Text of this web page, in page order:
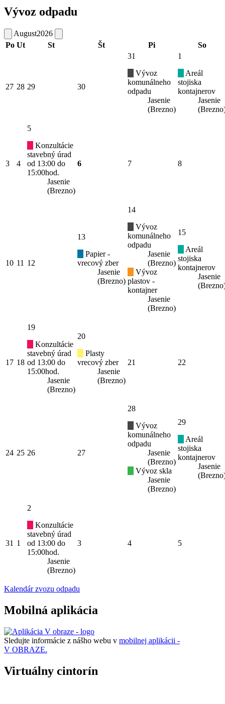
Vývoz odpadu
August2026
Po Ut St Št Pi So
27 28 29 30
31
Vývoz
komunálneho
odpadu
Jasenie
(Brezno)
1
Areál
stojiska
kontajnerov
Jasenie
3 4
5
Konzultácie
stavebný úrad
od 13:00 do
15:00hod.
Jasenie
(Brezno)
6 7 8
10 11 12
13
Papier -
vrecový zber
Jasenie
(Brezno)
14
Vývoz
komunálneho
odpadu
Jasenie
(Brezno)
Vývoz
plastov -
kontajner
Jasenie
(Brezno)
15
Areál
stojiska
kontajnerov
Jasenie
17 18
19
Konzultácie
stavebný úrad
od 13:00 do
15:00hod.
Jasenie
(Brezno)
20
Plasty
vrecový zber
Jasenie
(Brezno)
21 22
24 25 26 27
28
Vývoz
komunálneho
odpadu
Jasenie
(Brezno)
Vývoz skla
Jasenie
(Brezno)
29
Areál
stojiska
kontajnerov
Jasenie
31 1
2
Konzultácie
stavebný úrad
od 13:00 do
15:00hod.
Jasenie
(Brezno)
3 4 5
Kalendár zvozu odpadu
Mobilná aplikácia
Sledujte informácie z nášho webu v mobilnej aplikácii -
V OBRAZE.
Virtuálny cintorín